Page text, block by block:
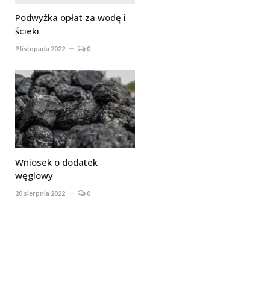
Podwyżka opłat za wodę i
ścieki
9 listopada 2022 0
Wniosek o dodatek
węglowy
20 sierpnia 2022 0